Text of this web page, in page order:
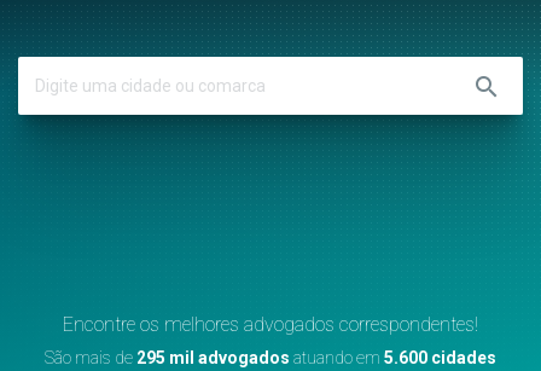
search
Encontre os melhores advogados correspondentes!
São mais de 295 mil advogados atuando em 5.600 cidades